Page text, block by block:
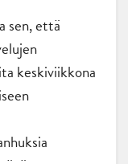
sen, että
keskiviikkona